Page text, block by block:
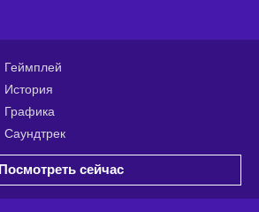
Геймплей
История
Графика
Саундтрек
Посмотреть сейчас